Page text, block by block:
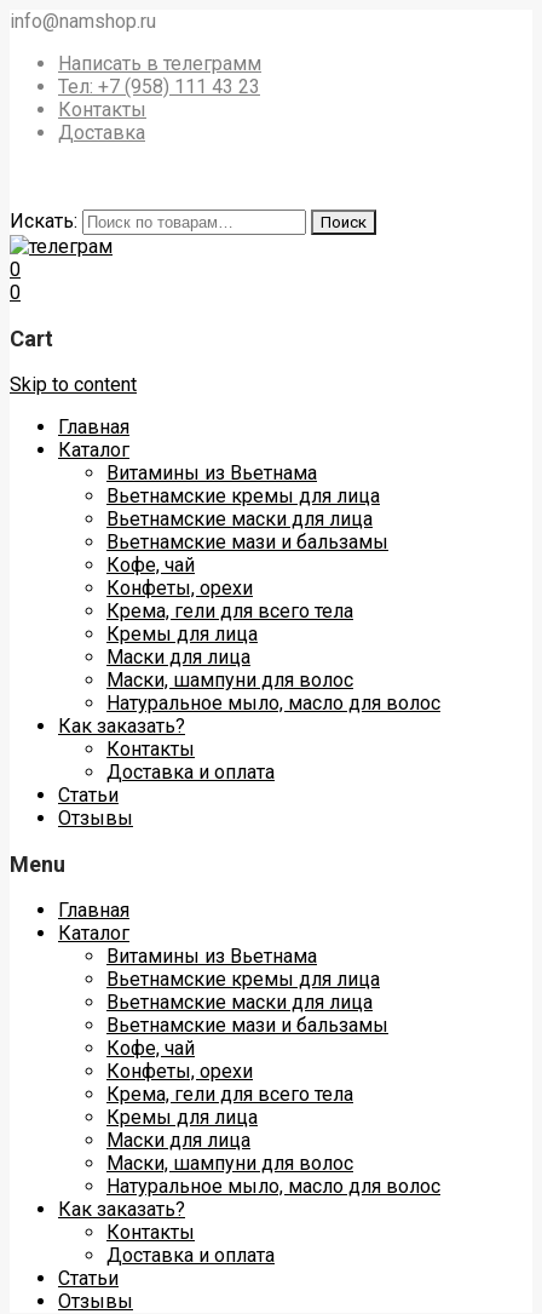
info@namshop.ru
Написать в телеграмм
Тел: +7 (958) 111 43 23
Контакты
Доставка
Искать: Поиск
0
0
Cart
Skip to content
Главная
Каталог
Витамины из Вьетнама
Вьетнамские кремы для лица
Вьетнамские маски для лица
Вьетнамские мази и бальзамы
Кофе, чай
Конфеты, орехи
Крема, гели для всего тела
Кремы для лица
Маски для лица
Маски, шампуни для волос
Натуральное мыло, масло для волос
Как заказать?
Контакты
Доставка и оплата
Статьи
Отзывы
Menu
Главная
Каталог
Витамины из Вьетнама
Вьетнамские кремы для лица
Вьетнамские маски для лица
Вьетнамские мази и бальзамы
Кофе, чай
Конфеты, орехи
Крема, гели для всего тела
Кремы для лица
Маски для лица
Маски, шампуни для волос
Натуральное мыло, масло для волос
Как заказать?
Контакты
Доставка и оплата
Статьи
Отзывы